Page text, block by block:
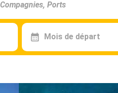
Mois de départ